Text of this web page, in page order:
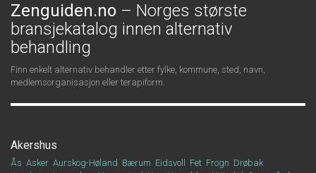
Zenguiden.no – Norges største
bransjekatalog innen alternativ
behandling
Finn enkelt alternativ behandler etter fylke, kommune, sted, navn,
medlemsorganisasjon eller terapiform.
Akershus
Ås Asker Aurskog-Høland Bærum Eidsvoll Fet Frogn Drøbak